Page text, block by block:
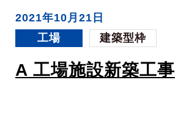
2021年10月21日
工場
建築型枠
A 工場施設新築工事